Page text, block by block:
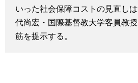
科学・技術
暮らし
Books
Cinema
いった社会保障コストの見直し
代尚宏・国際基督教大学客員教
筋を提示する。